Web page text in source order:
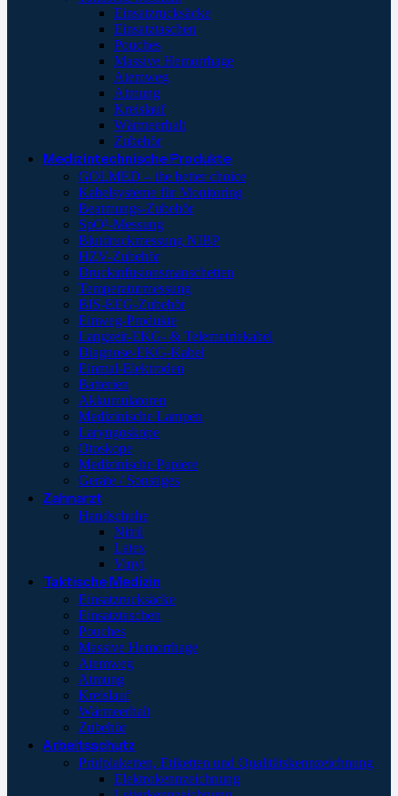
Einsatzrucksäcke
Einsatztaschen
Pouches
Massive Hemorrhage
Atemweg
Atmung
Kreislauf
Wärmeerhalt
Zubehör
Medizintechnische Produkte
GOLMED – the better choice
Kabelsysteme für Monitoring
Beatmungs-Zubehör
SpO²-Messung
Blutdruckmessung NIBP
HZV-Zubehör
Druckinfusionsmanschetten
Temperaturmessung
BIS-EEG-Zubehör
Einweg-Produkte
Langzeit-EKG- & Telemetriekabel
Diagnose-EKG-Kabel
Einmal-Elektroden
Batterien
Akkumulatoren
Medizinische Lampen
Laryngoskope
Otoskope
Medizinische Papiere
Geräte / Sonstiges
Zahnarzt
Handschuhe
Nitril
Latex
Vinyl
Taktische Medizin
Einsatzrucksäcke
Einsatztaschen
Pouches
Massive Hemorrhage
Atemweg
Atmung
Kreislauf
Wärmeerhalt
Zubehör
Arbeitsschutz
Prüfplaketten, Etiketten und Qualitätskennzeichnung
Elektrokennzeichnung